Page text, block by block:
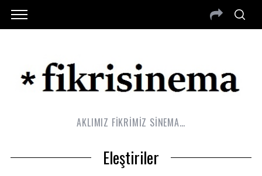
AKLIMIZ FİKRİMİZ SİNEMA…
Eleştiriler